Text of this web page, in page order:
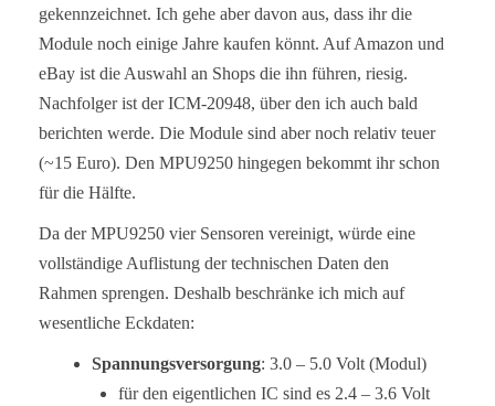
gekennzeichnet. Ich gehe aber davon aus, dass ihr die
Module noch einige Jahre kaufen könnt. Auf Amazon und
eBay ist die Auswahl an Shops die ihn führen, riesig.
Nachfolger ist der ICM-20948, über den ich auch bald
berichten werde. Die Module sind aber noch relativ teuer
(~15 Euro). Den MPU9250 hingegen bekommt ihr schon
für die Hälfte.
Da der MPU9250 vier Sensoren vereinigt, würde eine
vollständige Auflistung der technischen Daten den
Rahmen sprengen. Deshalb beschränke ich mich auf
wesentliche Eckdaten:
Spannungsversorgung: 3.0 – 5.0 Volt (Modul)
für den eigentlichen IC sind es 2.4 – 3.6 Volt